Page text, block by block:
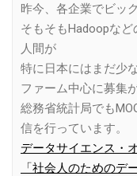
昨今、各企業でビッ
そもそもHadoopな
人間が
特に日本にはまだ少
ファーム中心に募集
総務省統計局でも
信を行っています。
データサイエンス・
「社会人のためのデ